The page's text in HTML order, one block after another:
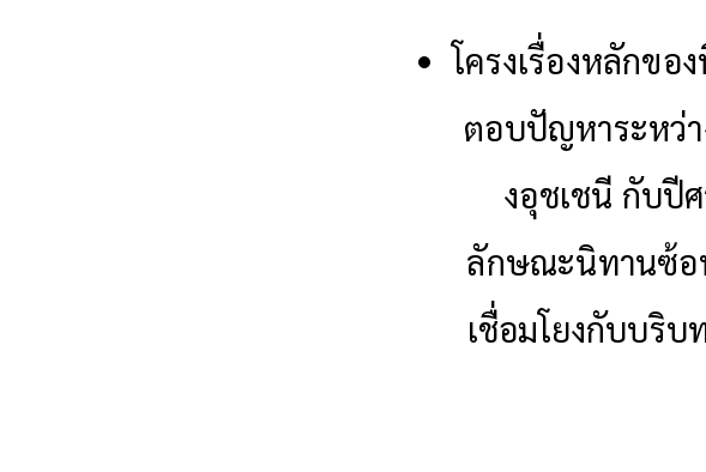
โครงเรื่องหลักขอ
ตอบปัญหาระหว่า
งอุชเชนี กับปีศ
ลักษณะนิทานซ้อ
เชื่อมโยงกับบริ